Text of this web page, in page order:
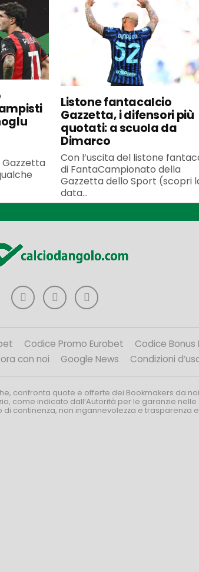
Listone fantacalcio
Gazzetta, i difensori più
quotati: a scuola da
Dimarco
Con l’uscita del listone
di FantaCampionato della
Gazzetta dello Sport (scopri
data...
Codice Promo Eurobet Codice
con noi Google News Condizioni
confronta quote e offerte dei Bookmakers da
come indicato dall’Autorità per le garanzie
continenza, non ingannevolezza e